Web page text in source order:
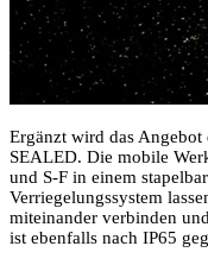
Ergänzt wird das
SEALED. Die mobile
und S-F in einem
Verriegelungssystem
miteinander verbinden
ist ebenfalls nach IP65